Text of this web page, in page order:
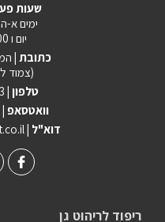
:שעות
ימים א-ה 9:30-17:00
יום ו 9:00-13:00
כתובת |
(צמוד לפתח תקווה)
טלפון |
וואטסאפ |
| דוא"ל
ריפוד לריהוט גן